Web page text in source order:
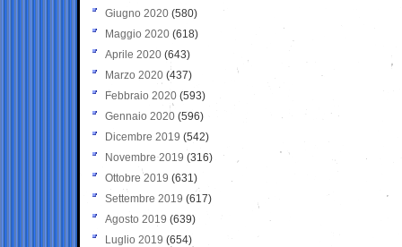
Giugno 2020 (580)
Maggio 2020 (618)
Aprile 2020 (643)
Marzo 2020 (437)
Febbraio 2020 (593)
Gennaio 2020 (596)
Dicembre 2019 (542)
Novembre 2019 (316)
Ottobre 2019 (631)
Settembre 2019 (617)
Agosto 2019 (639)
Luglio 2019 (654)